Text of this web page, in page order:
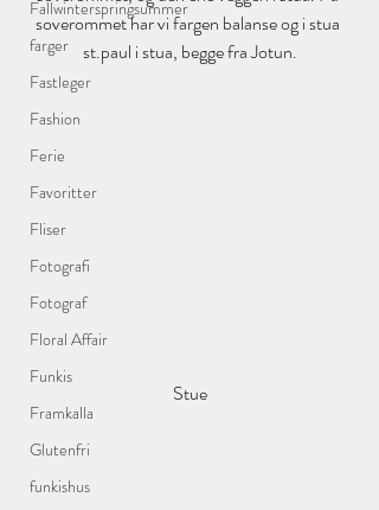
Fallwinterspringsummer
farger
Fastleger
Fashion
Ferie
Favoritter
Fliser
Fotografi
Fotograf
Floral Affair
Funkis
Framkalla
Glutenfri
funkishus
soverommet har vi fargen balanse og i stua
st.paul i stua, begge fra Jotun.
Stue